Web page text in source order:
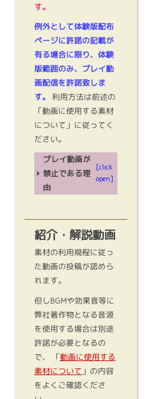
す。
例外として体験版配布
ページに許諾の記載が
有る場合に限り、体験
版範囲のみ、プレイ動
画配信を許諾致しま
す。 利用方法は前述の
「動画に使用する素材
について」に従ってく
ださい。
プレイ動画が
禁止である理
由
[click
open]
紹介・解説動画
素材の利用規程に従っ
た動画の投稿が認めら
れます。
但しBGMや効果音等に
弊社著作物となる音源
を使用する場合は別途
許諾が必要となるの
で、 「動画に使用する
素材について 」の内容
をよくご確認くださ